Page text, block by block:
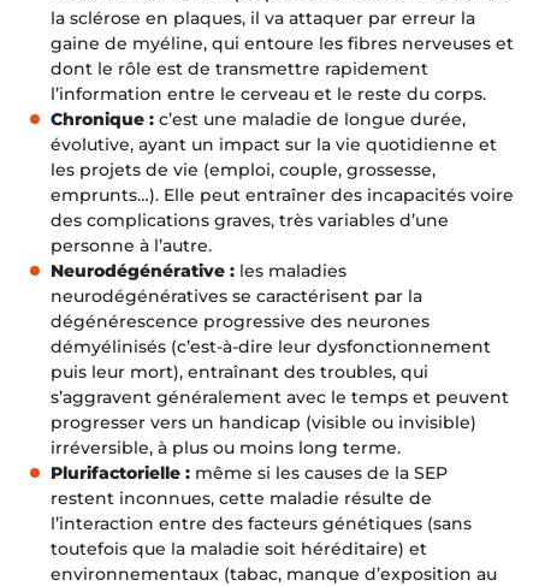
la sclérose en plaques, il va attaquer par erreur la
gaine de myéline, qui entoure les fibres nerveuses et
dont le rôle est de transmettre rapidement
l’information entre le cerveau et le reste du corps.
Chronique : c’est une maladie de longue durée,
évolutive, ayant un impact sur la vie quotidienne et
les projets de vie (emploi, couple, grossesse,
emprunts…). Elle peut entraîner des incapacités voire
des complications graves, très variables d’une
personne à l’autre.
Neurodégénérative : les maladies
neurodégénératives se caractérisent par la
dégénérescence progressive des neurones
démyélinisés (c’est-à-dire leur dysfonctionnement
puis leur mort), entraînant des troubles, qui
s’aggravent généralement avec le temps et peuvent
progresser vers un handicap (visible ou invisible)
irréversible, à plus ou moins long terme.
Plurifactorielle : même si les causes de la SEP
restent inconnues, cette maladie résulte de
l’interaction entre des facteurs génétiques (sans
toutefois que la maladie soit héréditaire) et
environnementaux (tabac, manque d’exposition au